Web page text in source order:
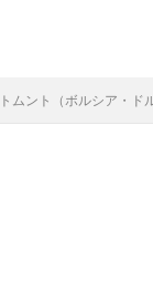
トムント（ボルシア・